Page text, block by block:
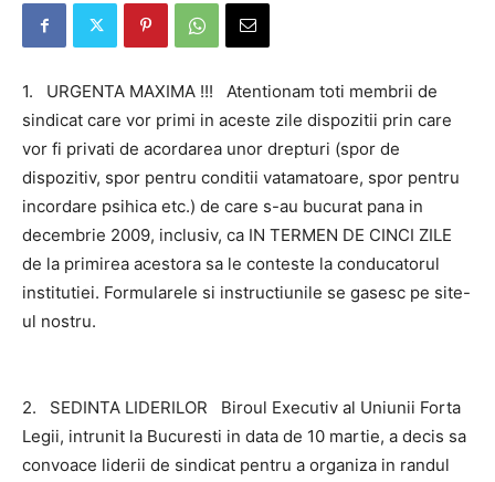
1. URGENTA MAXIMA !!! Atentionam toti membrii de
sindicat care vor primi in aceste zile dispozitii prin care
vor fi privati de acordarea unor drepturi (spor de
dispozitiv, spor pentru conditii vatamatoare, spor pentru
incordare psihica etc.) de care s-au bucurat pana in
decembrie 2009, inclusiv, ca IN TERMEN DE CINCI ZILE
de la primirea acestora sa le conteste la conducatorul
institutiei. Formularele si instructiunile se gasesc pe site-
ul nostru.
2. SEDINTA LIDERILOR Biroul Executiv al Uniunii Forta
Legii, intrunit la Bucuresti in data de 10 martie, a decis sa
convoace liderii de sindicat pentru a organiza in randul